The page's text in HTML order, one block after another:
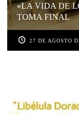
«LA VIDA DE
TOMA FINAL
27 DE AGOSTO